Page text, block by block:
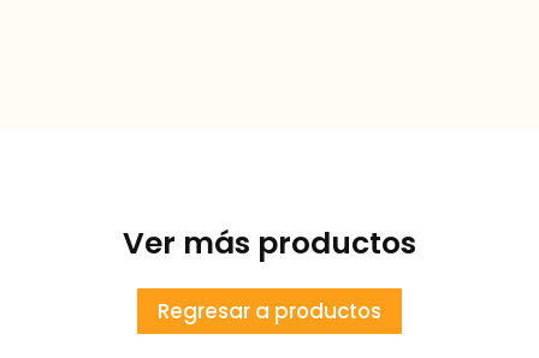
Ver más productos
Regresar a productos